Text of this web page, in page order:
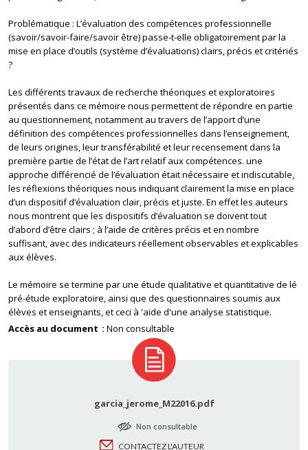
Problématique : L’évaluation des compétences professionnelle
(savoir/savoir-faire/savoir être) passe-t-elle obligatoirement par la
mise en place d’outils (système d’évaluations) clairs, précis et critériés
?
Les différents travaux de recherche théoriques et exploratoires
présentés dans ce mémoire nous permettent de répondre en partie
au questionnement, notamment au travers de l’apport d’une
définition des compétences professionnelles dans l’enseignement,
de leurs origines, leur transférabilité et leur recensement dans la
première partie de l’état de l’art relatif aux compétences. une
approche différencié de l’évaluation était nécessaire et indiscutable,
les réflexions théoriques nous indiquant clairement la mise en place
d’un dispositif d’évaluation clair, précis et juste. En effet les auteurs
nous montrent que les dispositifs d’évaluation se doivent tout
d’abord d’être clairs ; à l’aide de critères précis et en nombre
suffisant, avec des indicateurs réellement observables et explicables
aux élèves.
Le mémoire se termine par une étude qualitative et quantitative de lé
pré-étude exploratoire, ainsi que des questionnaires soumis aux
élèves et enseignants, et ceci à 'aide d'une analyse statistique.
Accès au document
Non consultable
garcia_jerome_M22016.pdf
Non consultable
CONTACTEZ L'AUTEUR